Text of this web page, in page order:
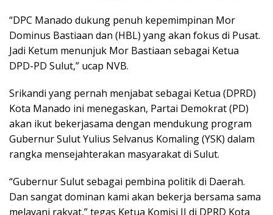
“DPC Manado dukung penuh kepemimpinan Mor
Dominus Bastiaan dan (HBL) yang akan fokus di Pusat.
Jadi Ketum menunjuk Mor Bastiaan sebagai Ketua
DPD-PD Sulut,” ucap NVB.
Srikandi yang pernah menjabat sebagai Ketua (DPRD)
Kota Manado ini menegaskan, Partai Demokrat (PD)
akan ikut bekerjasama dengan mendukung program
Gubernur Sulut Yulius Selvanus Komaling (YSK) dalam
rangka mensejahterakan masyarakat di Sulut.
“Gubernur Sulut sebagai pembina politik di Daerah.
Dan sangat dominan kami akan bekerja bersama sama
melayani rakyat,” tegas Ketua Komisi II di DPRD Kota